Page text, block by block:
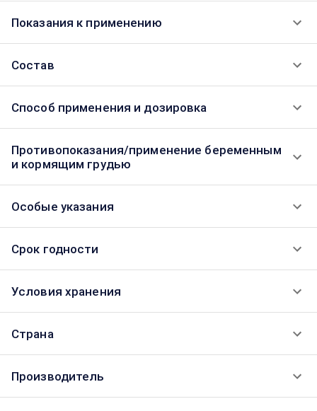
Показания к применению
Состав
Способ применения и дозировка
Противопоказания/применение беременным
и кормящим грудью
Особые указания
Срок годности
Условия хранения
Страна
Производитель